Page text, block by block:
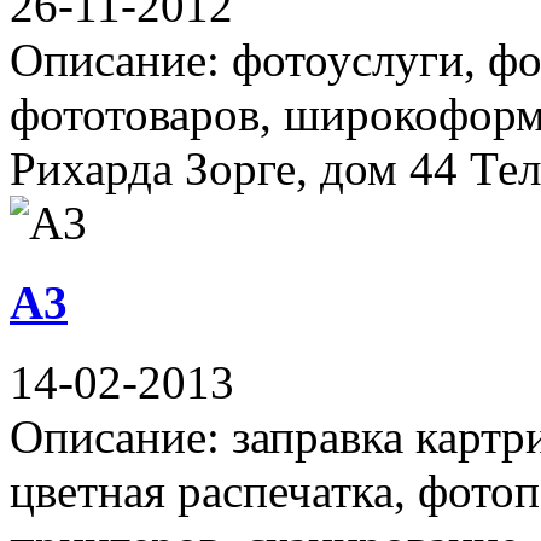
Описание: фотоуслуги,
фототоваров,
Рихарда Зорге, дом 44
А3
14-02-2013
Описание: заправка
цветная распечатка,